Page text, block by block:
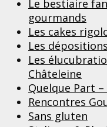
Le bestiaire
gourmands
Les cakes
Les dépositions
Les
Châteleine
Quelque Part
Rencontres
Sans gluten